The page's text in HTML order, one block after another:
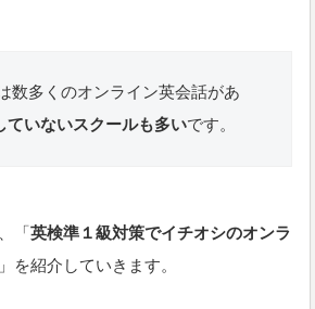
数多くのオンライン英会話があ
ていないスクールも多いです。
「英検準１級対策でイチオシのオンラ
」を紹介していきます。